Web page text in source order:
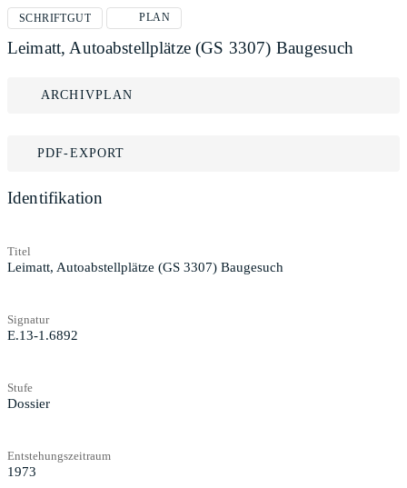
SCHRIFTGUT PLAN
Leimatt, Autoabstellplätze (GS 3307) Baugesuch
ARCHIVPLAN
PDF-EXPORT
Identifikation
Titel
Leimatt, Autoabstellplätze (GS 3307) Baugesuch
Signatur
E.13-1.6892
Stufe
Dossier
Entstehungszeitraum
1973